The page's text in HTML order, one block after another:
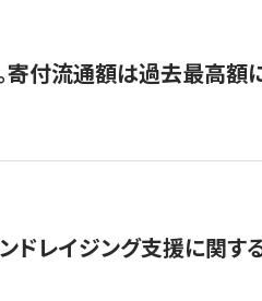
寄付流通額は過去最高額
ンドレイジング支援に関